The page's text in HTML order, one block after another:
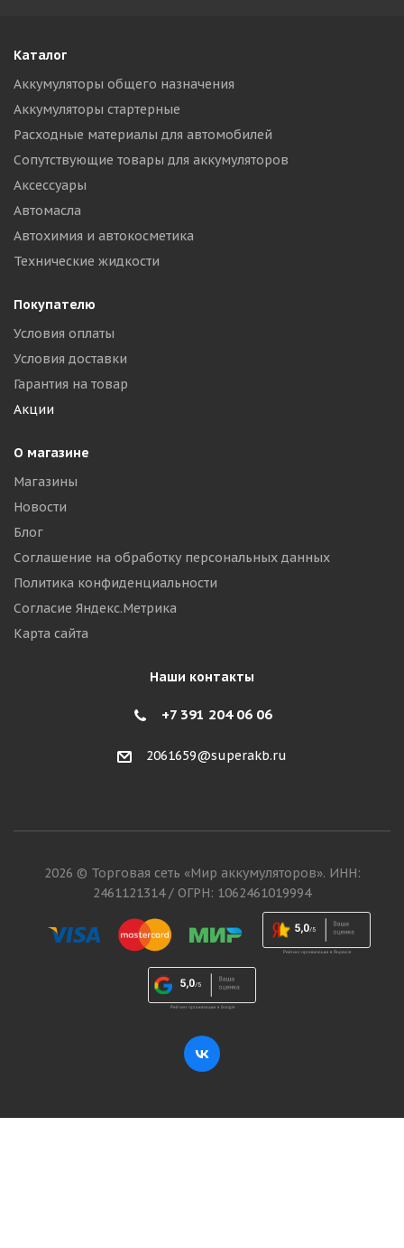
Каталог
Аккумуляторы общего назначения
Аккумуляторы стартерные
Расходные материалы для автомобилей
Сопутствующие товары для аккумуляторов
Аксессуары
Автомасла
Автохимия и автокосметика
Технические жидкости
Покупателю
Условия оплаты
Условия доставки
Гарантия на товар
Акции
О магазине
Магазины
Новости
Блог
Соглашение на обработку персональных данных
Политика конфиденциальности
Согласие Яндекс.Метрика
Карта сайта
Наши контакты
+7 391 204 06 06
2061659@superakb.ru
2026 © Торговая сеть «Мир аккумуляторов». ИНН:
2461121314 / ОГРН: 1062461019994